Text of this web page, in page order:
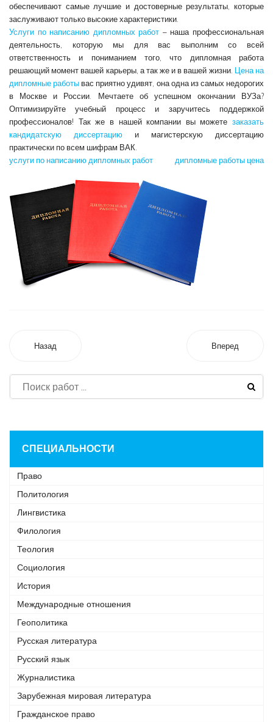
обеспечивают самые лучшие и достоверные результаты, которые
заслуживают только высокие характеристики.
Услуги по написанию дипломных работ – наша профессиональная
деятельность, которую мы для вас выполним со всей
ответственность и пониманием того, что дипломная работа
решающий момент вашей карьеры, а так же и в вашей жизни. Цена на
дипломные работы вас приятно удивят, она одна из самых недорогих
в Москве и России. Мечтаете об успешном окончании ВУЗа?
Оптимизируйте учебный процесс и заручитесь поддержкой
профессионалов! Так же в нашей компании вы можете заказать
кандидатскую диссертацию и магистерскую диссертацию
практически по всем шифрам ВАК.
услуги по написанию дипломных работ
дипломные работы цена
Назад Вперед
СПЕЦИАЛЬНОСТИ
Право
Политология
Лингвистика
Филология
Теология
Социология
История
Международные отношения
Геополитика
Русская литература
Русский язык
Журналистика
Зарубежная мировая литература
Гражданское право